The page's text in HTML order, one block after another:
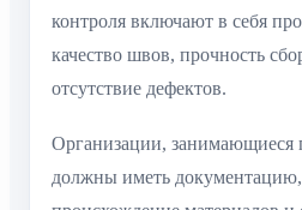
контроля включают в себя
качество швов, прочность
отсутствие дефектов.
Организации, занимающиеся
должны иметь